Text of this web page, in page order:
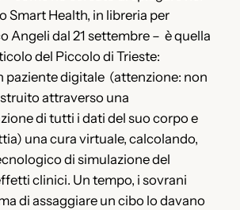
Smart Health, in libreria per
Angeli dal 21 settembre – è quella
del Piccolo di Trieste:
paziente digitale (attenzione: non
attraverso una
di tutti i dati del suo corpo e
una cura virtuale, calcolando,
di simulazione del
clinici. Un tempo, i sovrani
di assaggiare un cibo lo davano